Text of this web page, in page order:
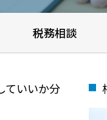
税務相談
ていいか分